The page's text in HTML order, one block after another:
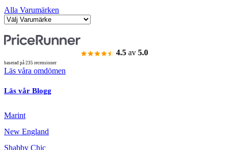
Alla Varumärken
4.5 av 5.0
baserad på 235 recensioner
Läs våra omdömen
Läs vår Blogg
Marint
New England
Shabby Chic